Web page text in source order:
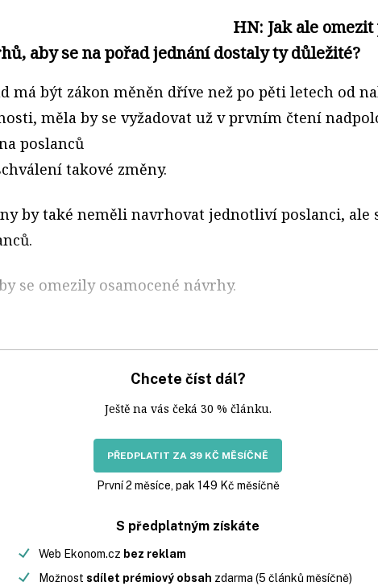
HN: Jak ale omezit
aby se na pořad jednání dostaly ty důležité?
má být zákon měněn dříve než po pěti letech od
měla by se vyžadovat už v prvním čtení
poslanců
takové změny.
by také neměli navrhovat jednotliví poslanci, ale
se omezily osamocené návrhy.
Chcete číst dál?
Ještě na vás čeká 30 % článku.
PŘEDPLATIT ZA 39 KČ MĚSÍČNĚ
První 2 měsíce, pak 149 Kč měsíčně
S předplatným získáte
Web Ekonom.cz bez reklam
Možnost sdílet prémiový obsah zdarma (5 článků měsíčně)